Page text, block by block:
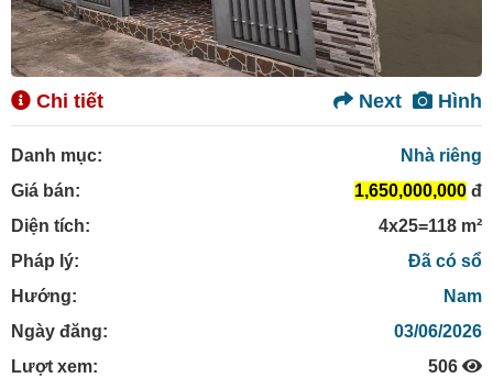
Chi tiết Hình
Next
Danh mục:
Nhà riêng
Giá bán:
1,650,000,000 đ
Diện tích:
4x25=118 m²
Pháp lý:
Đã có sổ
Hướng:
Nam
Ngày đăng:
03/06/2026
Lượt xem:
506